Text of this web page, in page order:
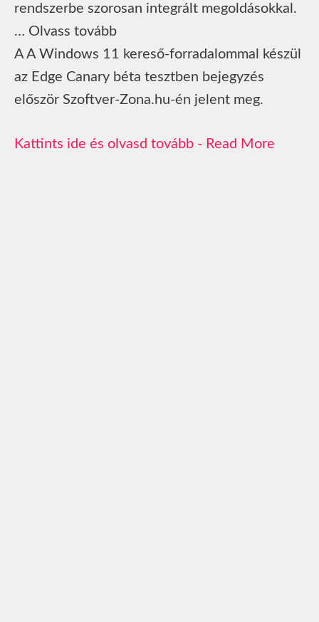
rendszerbe szorosan integrált megoldásokkal.
… Olvass tovább
A A Windows 11 kereső-forradalommal készül
az Edge Canary béta tesztben bejegyzés
először Szoftver-Zona.hu-én jelent meg.
Read More